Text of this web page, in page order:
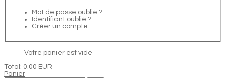
Mot de passe oublié ?
Identifiant oublié ?
Créer un compte
Votre panier est vide
Total: 0.00 EUR
Panier